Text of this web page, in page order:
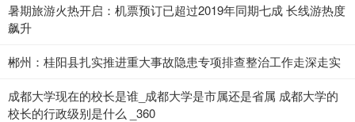
暑期旅游火热开启：机票预订已超过2019年同期七成 长线游热度
飙升
郴州：桂阳县扎实推进重大事故隐患专项排查整治工作走深走实
成都大学现在的校长是谁_成都大学是市属还是省属 成都大学的
校长的行政级别是什么 _360